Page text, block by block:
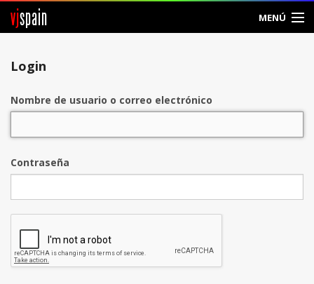
vjspain MENÚ
Login
Nombre de usuario o correo electrónico
Contraseña